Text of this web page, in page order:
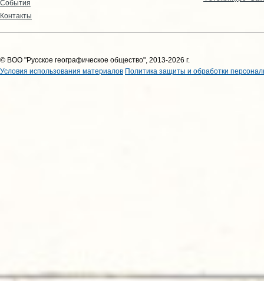
События
Контакты
© ВОО "Русское географическое общество", 2013-2026 г.
Условия использования материалов Политика защиты и обработки